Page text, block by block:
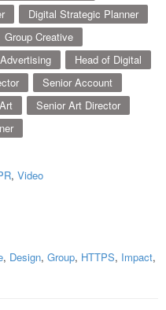
Digital Strategic Planner
Group Creative
Head of Digital
Senior Account
Senior Art Director
, Video
, Design, Group, HTTPS, Impact,